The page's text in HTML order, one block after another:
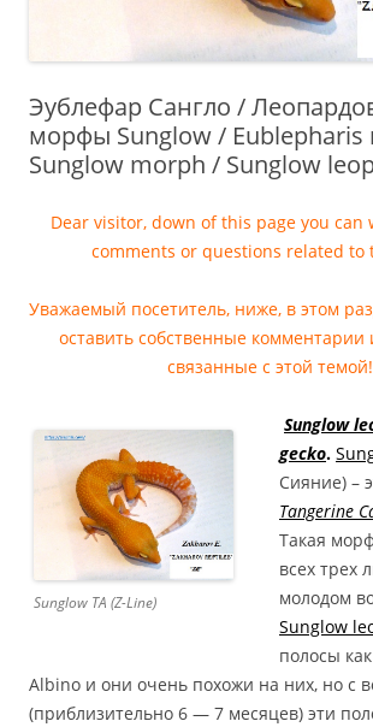
Эублефар Сангло /
морфы Sunglow / Eublepharis
Sunglow morph / Sunglow
Dear visitor, down of this page you can
comments or questions related to
Уважаемый посетитель, ниже, в этом
оставить собственные комментарии
связанные с этой темой!
Sunglow TA (Z-Line)
Sunglow
gecko.
Сияние) –
Tangerine
Такая
всех трех
молодом
Sunglow
полосы
Albino и они очень похожи на них, но с
(приблизительно 6 — 7 месяцев) эти